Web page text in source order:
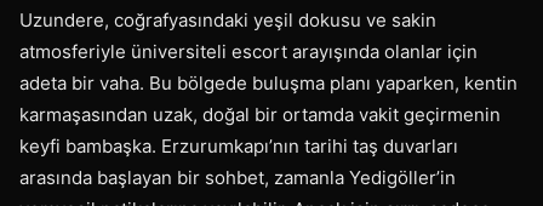
Uzundere, coğrafyasındaki yeşil dokusu ve sakin
atmosferiyle üniversiteli escort arayışında olanlar için
adeta bir vaha. Bu bölgede buluşma planı yaparken, kentin
karmaşasından uzak, doğal bir ortamda vakit geçirmenin
keyfi bambaşka. Erzurumkapı’nın tarihi taş duvarları
arasında başlayan bir sohbet, zamanla Yedigöller’in